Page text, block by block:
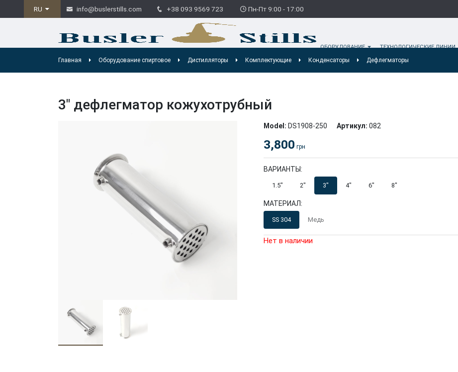
RU info@buslerstills.com +38 093 9569 723 Пн-Пт 9:00 - 17:00
ОБОРУДОВАНИЕ ТЕХНОЛОГИЧЕСКИЕ ЛИНИИ
Главная Оборудование спиртовое Дистилляторы Комплектующие Конденсаторы Дефлегматоры
3″ дефлегматор кожухотрубный
Model: DS1908-250 Артикул: 082
3,800 грн
ВАРИАНТЫ:
1.5″ 2″ 3″ 4″ 6″ 8″
МАТЕРИАЛ:
SS 304 Медь
Нет в наличии